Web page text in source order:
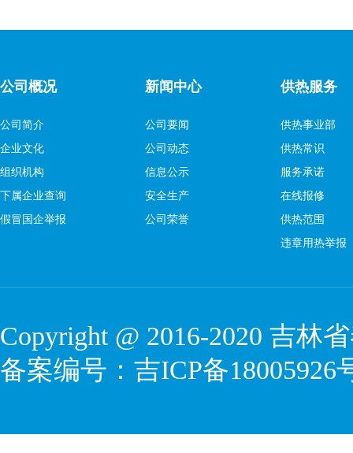
公司概况
公司简介
企业文化
组织机构
下属企业查询
假冒国企举报
新闻中心
公司要闻
公司动态
信息公示
安全生产
公司荣誉
供热服务
供热事业部
供热常识
服务承诺
在线报修
供热范围
违章用热举报
Copyright @ 2016-2020 吉林
备案编号： 吉ICP备18005926